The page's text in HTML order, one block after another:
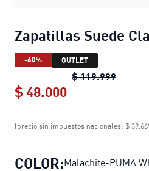
Zapatillas Suede
-60% OUTLET
$ 119.999
$ 48.000
Zapatillas
(precio sin impuestos nacionales: $
COLOR:Malachite-PUMA